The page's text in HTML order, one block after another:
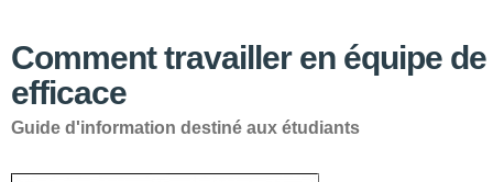
Comment travailler en équipe
efficace
Guide d'information destiné aux étudiants